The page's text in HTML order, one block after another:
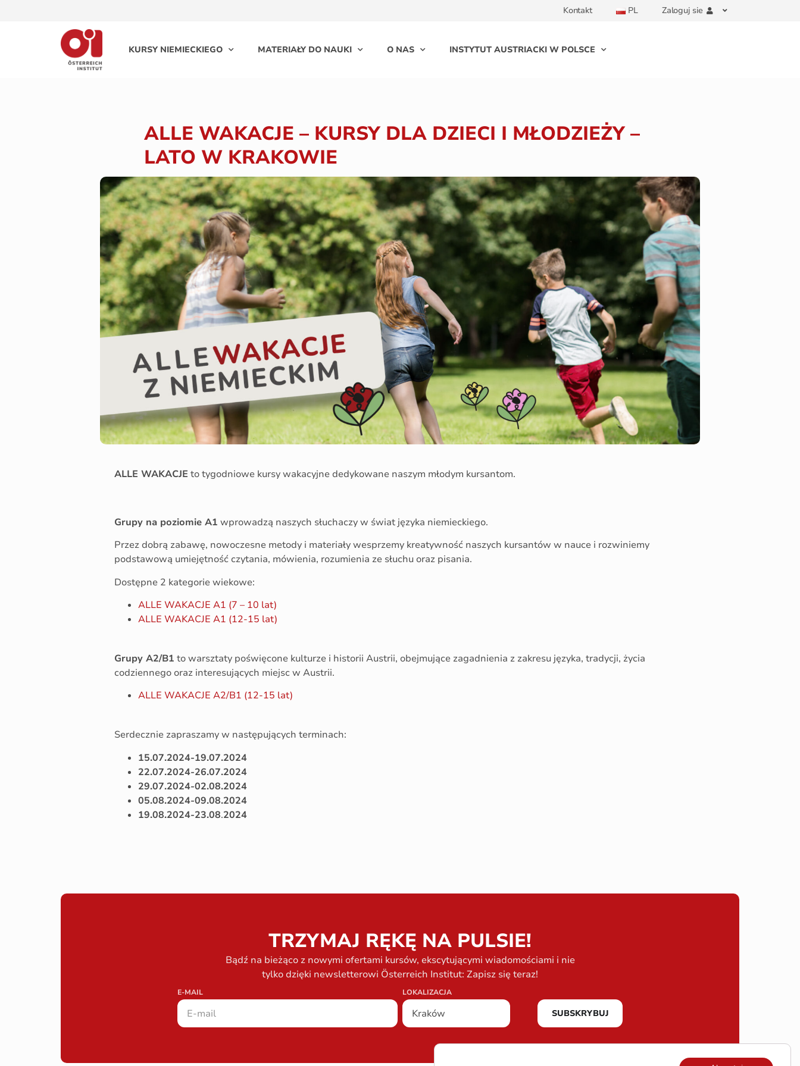
Kontakt PL Zaloguj sie
KURSY NIEMIECKIEGO MATERIAŁY DO NAUKI O NAS INSTYTUT AUSTRIACKI W POLSCE
ALLE WAKACJE – KURSY DLA DZIECI I MŁODZIEŻY –
LATO W KRAKOWIE
ALLE WAKACJE to tygodniowe kursy wakacyjne dedykowane naszym młodym kursantom.
Grupy na poziomie A1 wprowadzą naszych słuchaczy w świat języka niemieckiego.
Przez dobrą zabawę, nowoczesne metody i materiały wesprzemy kreatywność naszych kursantów w nauce i rozwiniemy
podstawową umiejętność czytania, mówienia, rozumienia ze słuchu oraz pisania.
Dostępne 2 kategorie wiekowe:
ALLE WAKACJE A1 (7 – 10 lat)
ALLE WAKACJE A1 (12-15 lat)
Grupy A2/B1 to warsztaty poświęcone kulturze i historii Austrii, obejmujące zagadnienia z zakresu języka, tradycji, życia
codziennego oraz interesujących miejsc w Austrii.
ALLE WAKACJE A2/B1 (12-15 lat)
Serdecznie zapraszamy w następujących terminach:
15.07.2024-19.07.2024
22.07.2024-26.07.2024
29.07.2024-02.08.2024
05.08.2024-09.08.2024
19.08.2024-23.08.2024
TRZYMAJ RĘKĘ NA PULSIE!
Bądź na bieżąco z nowymi ofertami kursów, ekscytującymi wiadomościami i nie
tylko dzięki newsletterowi Österreich Institut: Zapisz się teraz!
E-MAIL LOKALIZACJA
SUBSKRYBUJ